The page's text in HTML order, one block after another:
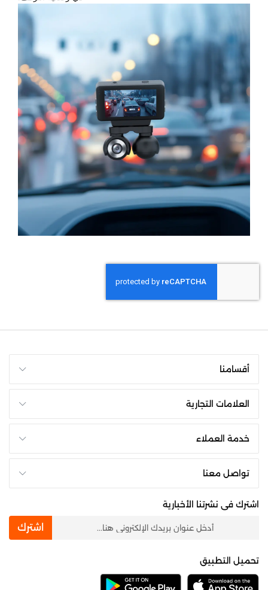
أقسامنا
العلامات التجارية
خدمة العملاء
تواصل معنا
اشترك فى نشرتنا الأخبارية
اشترك
تحميل التطبيق